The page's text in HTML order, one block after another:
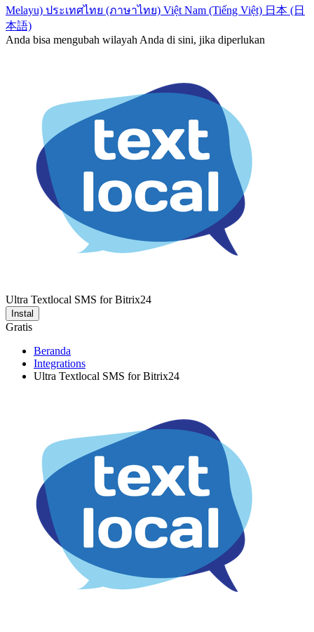
Melayu) ประเทศไทย (ภาษาไทย) Việt Nam (Tiếng Việt) 日本 (日
本語)
Anda bisa mengubah wilayah Anda di sini, jika diperlukan
Ultra Textlocal SMS for Bitrix24
Instal
Gratis
Beranda
Integrations
Ultra Textlocal SMS for Bitrix24